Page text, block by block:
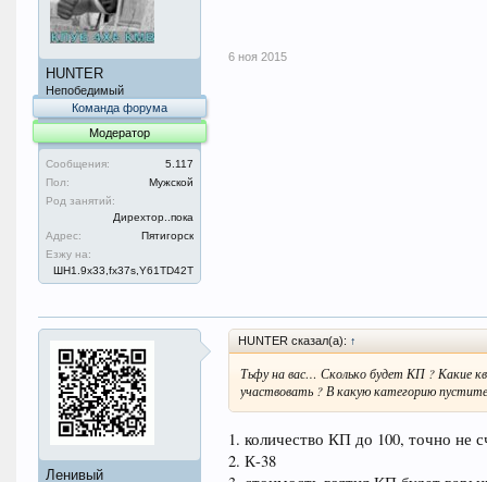
HUNTER
Непобедимый
Команда форума
Модератор
Сообщения:
5.117
Пол:
Мужской
Род занятий:
Дирехтор..пока
Адрес:
Пятигорск
Езжу на:
ШН1.9x33,fx37s,Y61TD42T
6 ноя 2015
Ленивый
HUNTER сказал(а): ↑
Тьфу на вас… Сколько будет КП ? Какие
участвовать ? В какую категорию
1. количество КП до 100, точно не
2. К-38